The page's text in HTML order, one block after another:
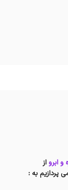
و ابرواز
پردازیم به :